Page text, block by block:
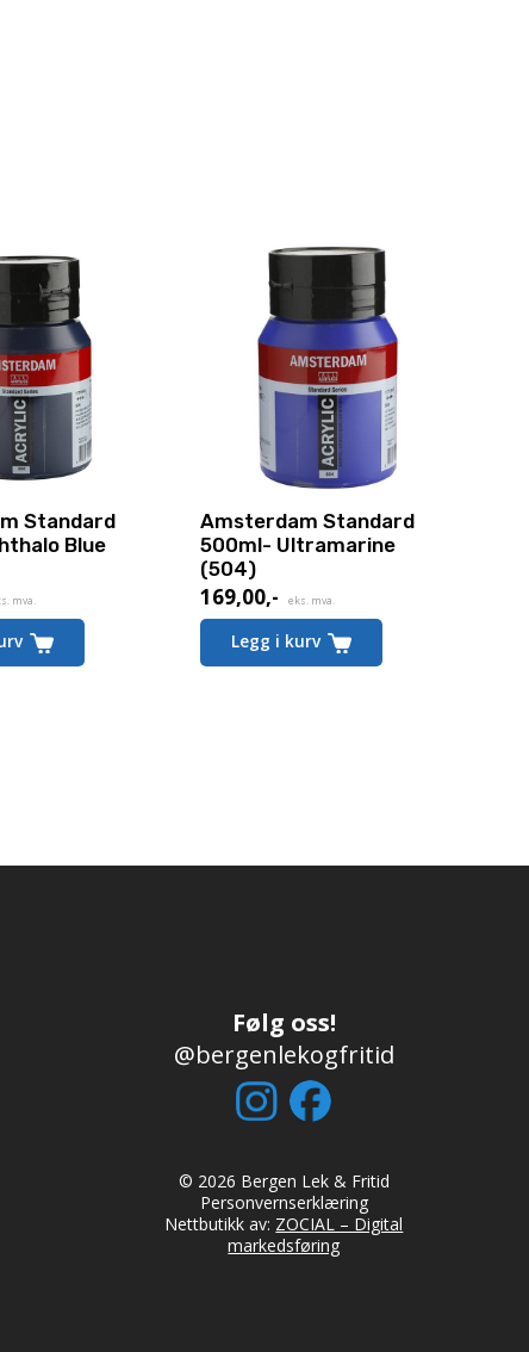
Standard
Blue
mva.
Amsterdam Standard
500ml- Ultramarine
(504)
169,00,- eks. mva.
Legg i kurv
Følg oss!
@bergenlekogfritid
© 2026 Bergen Lek & Fritid
Personvernserklæring
Nettbutikk av: ZOCIAL – Digital
markedsføring